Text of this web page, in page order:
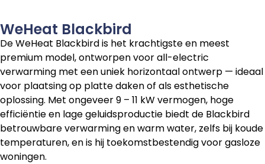
WeHeat Blackbird
De WeHeat Blackbird is het krachtigste en meest
premium model, ontworpen voor all-electric
verwarming met een uniek horizontaal ontwerp — ideaal
voor plaatsing op platte daken of als esthetische
oplossing. Met ongeveer 9 – 11 kW vermogen, hoge
efficiëntie en lage geluidsproductie biedt de Blackbird
betrouwbare verwarming en warm water, zelfs bij koude
temperaturen, en is hij toekomstbestendig voor gasloze
woningen.